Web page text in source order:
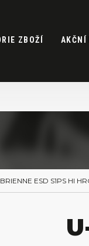
ZBOŽÍ AKČNÍ
ESD S1PS HI